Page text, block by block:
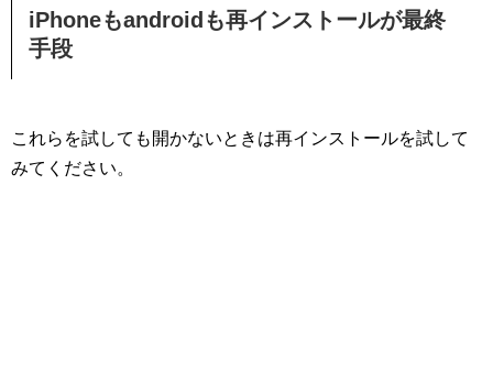
iPhoneもandroidも再インストールが最終
手段
これらを試しても開かないときは再インストールを試して
みてください。